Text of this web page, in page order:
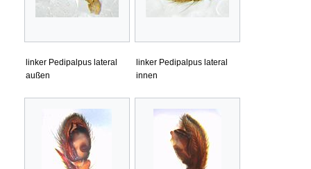
linker Pedipalpus lateral
außen
linker Pedipalpus lateral
innen